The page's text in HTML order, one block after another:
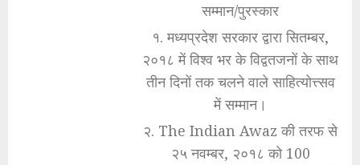
सम्मान/पुरस्कार
१. मध्यप्रदेश सरकार द्वारा सितम्बर,
२०१८ में विश्व भर के विद्वतजनों के साथ
तीन दिनों तक चलने वाले साहित्योत्त्सव
में सम्मान।
२. The Indian Awaz की तरफ से
२५ नवम्बर, २०१८ को 100